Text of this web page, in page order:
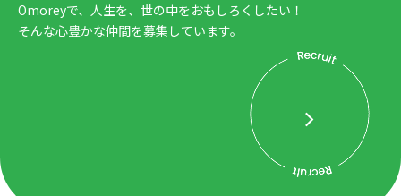
Omoreyで、人生を、世の中をおもしろくしたい！
そんな心豊かな仲間を募集しています。